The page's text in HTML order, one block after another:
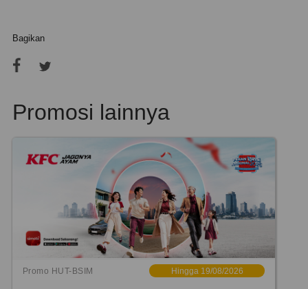
Bagikan
Promosi lainnya
Promo HUT-BSIM Hingga 19/08/2026